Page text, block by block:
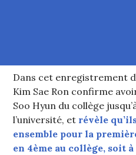
Dans cet enregistrement
Kim Sae Ron confirme
Soo Hyun du collège
l’université, et révèle
ensemble pour la
en 4ème au collège, soit à